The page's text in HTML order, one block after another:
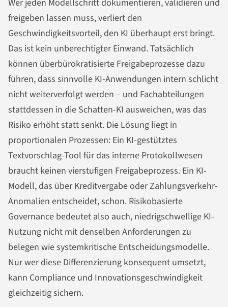
Wer jeden Modellschritt dokumentieren, validieren und
freigeben lassen muss, verliert den
Geschwindigkeitsvorteil, den KI überhaupt erst bringt.
Das ist kein unberechtigter Einwand. Tatsächlich
können überbürokratisierte Freigabeprozesse dazu
führen, dass sinnvolle KI-Anwendungen intern schlicht
nicht weiterverfolgt werden – und Fachabteilungen
stattdessen in die Schatten-KI ausweichen, was das
Risiko erhöht statt senkt. Die Lösung liegt in
proportionalen Prozessen: Ein KI-gestütztes
Textvorschlag-Tool für das interne Protokollwesen
braucht keinen vierstufigen Freigabeprozess. Ein KI-
Modell, das über Kreditvergabe oder Zahlungsverkehr-
Anomalien entscheidet, schon. Risikobasierte
Governance bedeutet also auch, niedrigschwellige KI-
Nutzung nicht mit denselben Anforderungen zu
belegen wie systemkritische Entscheidungsmodelle.
Nur wer diese Differenzierung konsequent umsetzt,
kann Compliance und Innovationsgeschwindigkeit
gleichzeitig sichern.